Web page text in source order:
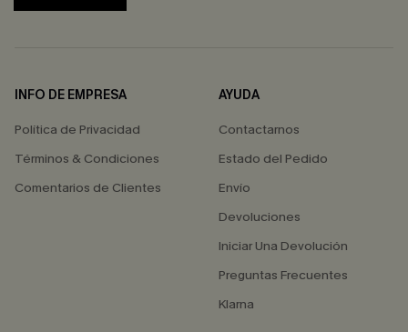
INFO DE EMPRESA
Política de Privacidad
Términos & Condiciones
Comentarios de Clientes
AYUDA
Contactarnos
Estado del Pedido
Envío
Devoluciones
Iniciar Una Devolución
Preguntas Frecuentes
Klarna